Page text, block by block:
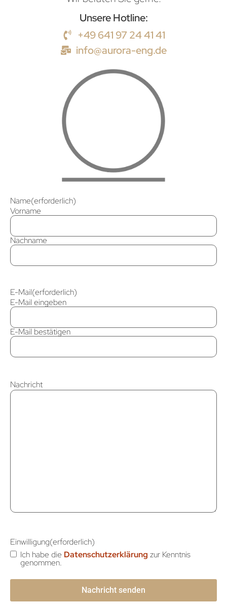
Unsere Hotline:
+49 641 97 24 41 41
info@aurora-eng.de
Name(erforderlich)
Vorname
Nachname
E-Mail(erforderlich)
E-Mail eingeben
E-Mail bestätigen
Nachricht
Einwilligung(erforderlich)
Ich habe die Datenschutzerklärung zur Kenntnis
genommen.